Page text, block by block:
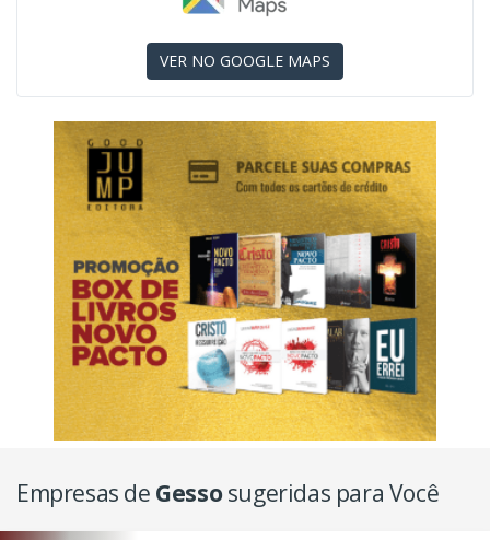
VER NO GOOGLE MAPS
Empresas de Gessosugeridas para Você